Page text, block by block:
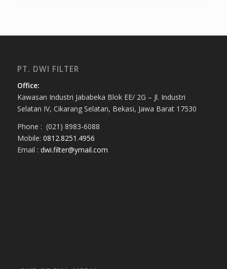
PT. DWI FILTER
Office:
Kawasan Industri Jababeka Blok EE/ 2G – Jl. Industri
Selatan IV, Cikarang Selatan, Bekasi, Jawa Barat 17530
Phone : (021) 8983-6088
Mobile: 0812.8251.4956
Email : dwi.filter@ymail.com